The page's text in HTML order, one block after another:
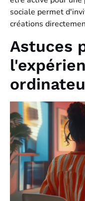
sociale permet
créations
Astuces